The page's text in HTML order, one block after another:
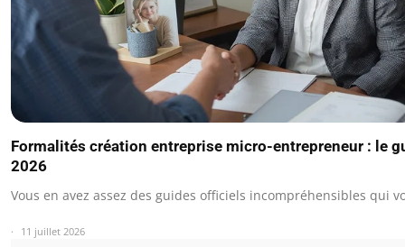
Formalités création entreprise micro-entrepreneur : le
2026
Vous en avez assez des guides officiels incompréhensibles qui
11 juillet 2026